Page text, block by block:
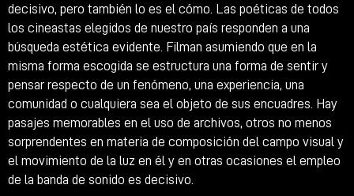
decisivo, pero también lo es el cómo. Las poéticas de todos
los cineastas elegidos de nuestro país responden a una
búsqueda estética evidente. Filman asumiendo que en la
misma forma escogida se estructura una forma de sentir y
pensar respecto de un fenómeno, una experiencia, una
comunidad o cualquiera sea el objeto de sus encuadres. Hay
pasajes memorables en el uso de archivos, otros no menos
sorprendentes en materia de composición del campo visual y
el movimiento de la luz en él y en otras ocasiones el empleo
de la banda de sonido es decisivo.